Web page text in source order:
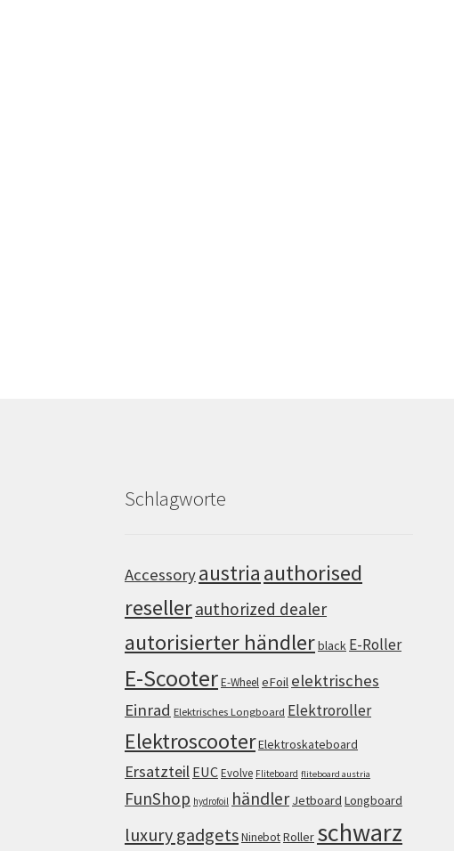
Schlagworte
Accessoryaustria authorised
resellerauthorized dealer
autorisierter händlerblack E-Roller
E-ScooterE-WheeleFoil elektrisches
Einrad Elektrisches Longboard Elektroroller
ElektroscooterElektroskateboard
Ersatzteil EUCEvolve Fliteboard fliteboard austria
FunShop hydrofoil händler Jetboard Longboard
luxury gadgetsNinebotRoller schwarz